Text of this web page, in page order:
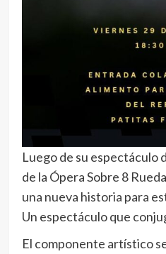
Luego de su espectáculo
de la Ópera Sobre 8
una nueva historia para
Un espectáculo que
El componente artístico